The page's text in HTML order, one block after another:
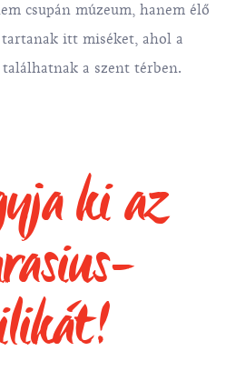
csupán múzeum, hanem élő
itt miséket, ahol a
a szent térben.
ki az